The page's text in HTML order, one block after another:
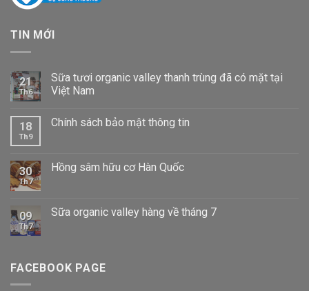
TIN MỚI
21
Th6
Sữa tươi organic valley thanh trùng đã có mặt tại
Việt Nam
18
Th9
Chính sách bảo mật thông tin
30
Th7
Hồng sâm hữu cơ Hàn Quốc
09
Th7
Sữa organic valley hàng về tháng 7
FACEBOOK PAGE